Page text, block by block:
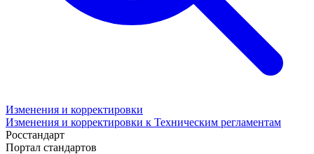
Изменения и корректировки
Изменения и корректировки к Техническим регламентам
Росстандарт
Портал стандартов